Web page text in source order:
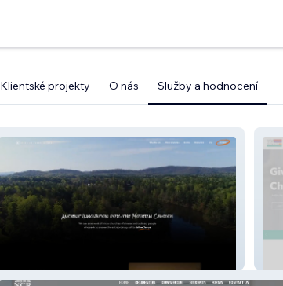
Klientské projekty O nás Služby a hodnocení